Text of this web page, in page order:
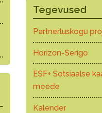
Tegevused
Partnerluskogu
Horizon-Serigo
ESF+ Sotsiaalse
meede
Kalender